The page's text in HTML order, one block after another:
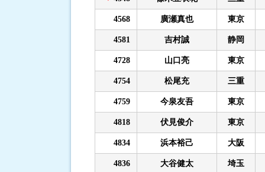
4568 廣瀬真也 東京
4581 吉村誠 静岡
4728 山口亮 東京
4754 松尾充 三重
4759 今泉友吾 東京
4818 伏見俊介 東京
4834 浜本裕己 大阪
4836 大谷健太 埼玉